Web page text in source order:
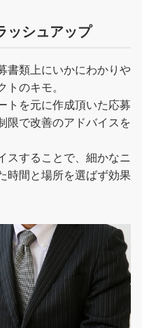
ッシュアップ
書類上にいかにわかりや
のキモ。
トを元に作成頂いた応募
限で改善のアドバイスを
することで、細かなニ
時間と場所を選ばず効果